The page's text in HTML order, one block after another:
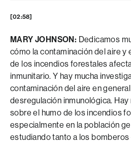
[02:58]
MARY JOHNSON: Dedicamos
cómo la contaminación del aire y
de los incendios forestales
inmunitario. Y hay mucha
contaminación del aire en
desregulación inmunológica.
sobre el humo de los incendios
especialmente en la población
estudiando tanto a los